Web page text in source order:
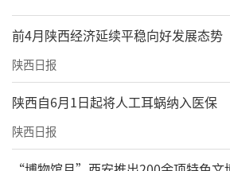
共和国广告法》第五十八条
《中华人民共和国行政处罚法
十八条、第三十二条的规定，
监督管理局向该公司下发
元的行政处罚。目前该公司已
前4月陕西经济延续平稳向好发展态势
陕西日报
陕西自6月1日起将人工耳蜗纳入医保
陕西日报